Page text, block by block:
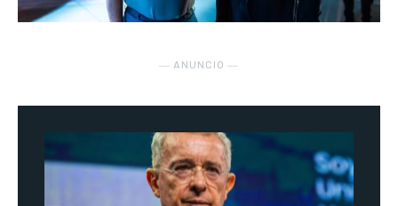
― ANUNCIO ―